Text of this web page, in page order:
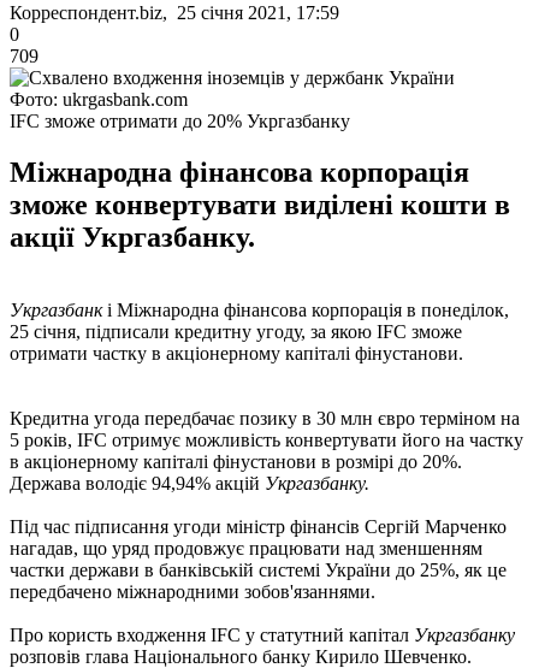
Корреспондент.biz, 25 січня 2021, 17:59
0
709
Фото: ukrgasbank.com
IFC зможе отримати до 20% Укргазбанку
Міжнародна фінансова корпорація
зможе конвертувати виділені кошти в
акції Укргазбанку.
Укргазбанкі Міжнародна фінансова корпорація в понеділок,
25 січня, підписали кредитну угоду, за якою IFC зможе
отримати частку в акціонерному капіталі фінустанови.
Кредитна угода передбачає позику в 30 млн євро терміном на
5 років, IFC отримує можливість конвертувати його на частку
в акціонерному капіталі фінустанови в розмірі до 20%.
Держава володіє 94,94% акцій Укргазбанку.
Під час підписання угоди міністр фінансів Сергій Марченко
нагадав, що уряд продовжує працювати над зменшенням
частки держави в банківській системі України до 25%, як це
передбачено міжнародними зобов'язаннями.
Про користь входження IFC у статутний капітал Укргазбанку
розповів глава Національного банку Кирило Шевченко.